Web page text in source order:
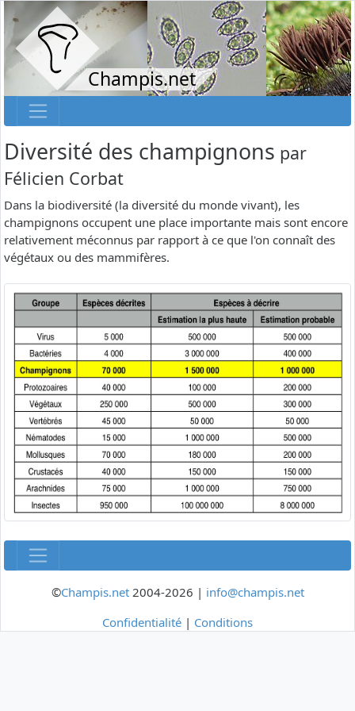
Champis.net
Diversité des champignons par
Félicien Corbat
Dans la biodiversité (la diversité du monde vivant), les
champignons occupent une place importante mais sont encore
relativement méconnus par rapport à ce que l'on connaît des
végétaux ou des mammifères.
©Champis.net2004-2026 | info@champis.net
Confidentialité | Conditions